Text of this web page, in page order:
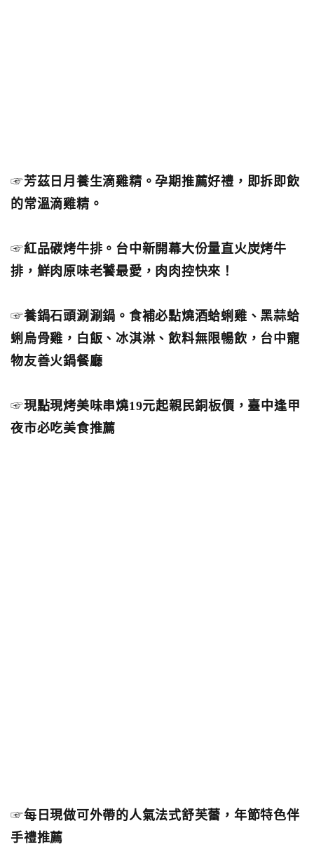
☞芳茲日月養生滴雞精。孕期推薦好禮，即拆即飲
的常溫滴雞精。
☞紅品碳烤牛排。台中新開幕大份量直火炭烤牛
排，鮮肉原味老饕最愛，肉肉控快來！
☞養鍋石頭涮涮鍋。食補必點燒酒蛤蜊雞、黑蒜蛤
蜊烏骨雞，白飯、冰淇淋、飲料無限暢飲，台中寵
物友善火鍋餐廳
☞現點現烤美味串燒19元起親民銅板價，臺中逢甲
夜市必吃美食推薦
☞每日現做可外帶的人氣法式舒芙蕾，年節特色伴
手禮推薦